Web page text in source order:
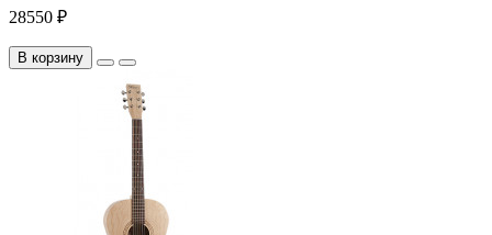
28550 ₽
В корзину